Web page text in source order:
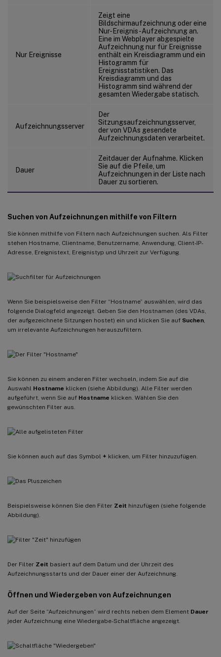
Nur Ereignisse
Zeigt eine
Bildschirmaufzeichnung oder eine
Nur-Ereignis-Aufzeichnung an.
Eine im Webplayer abgespielte
Aufzeichnung nur für Ereignisse
enthält ein Kreisdiagramm und ein
Histogramm für
Ereignisstatistiken. Das
Kreisdiagramm und das
Histogramm sind während der
gesamten Wiedergabe statisch.
Aufzeichnungsserver
Der
Sitzungsaufzeichnungsserver,
der von VDAs gesendete
Aufzeichnungsdaten verarbeitet.
Dauer
Zeitdauer der Aufnahme. Klicken
Sie auf die Pfeile, um
Aufzeichnungen in der Liste nach
Dauer zu sortieren.
Suchen von Aufzeichnungen mithilfe von Filtern
Sie können mithilfe von Filtern nach Aufzeichnungen suchen. Als Filter
stehen Hostname, Clientname, Benutzername, Anwendung, Client-IP-
Adresse, Ereignistext, Ereignistyp und Uhrzeit zur Verfügung.
Wenn Sie beispielsweise den Filter “Hostname” auswählen, wird das
folgende Dialogfeld angezeigt. Geben Sie den Hostnamen (des VDAs,
der aufgezeichnete Sitzungen hostet) ein und klicken Sie auf Suchen
um irrelevante Aufzeichnungen herauszufiltern.
Sie können zu einem anderen Filter wechseln, indem Sie auf die
Auswahl Hostname klicken (siehe Abbildung). Alle Filter werden
aufgeführt, wenn Sie auf Hostname klicken. Wählen Sie den
gewünschten Filter aus.
Sie können auch auf das Symbol + klicken, um Filter hinzuzufügen.
Beispielsweise können Sie den Filter Zeit hinzufügen (siehe folgende
Abbildung).
Der Filter Zeit basiert auf dem Datum und der Uhrzeit des
Aufzeichnungsstarts und der Dauer einer der Aufzeichnung.
Öffnen und Wiedergeben von Aufzeichnungen
Auf der Seite “Aufzeichnungen” wird rechts neben dem Element Dauer
jeder Aufzeichnung eine Wiedergabe-Schaltfläche angezeigt.